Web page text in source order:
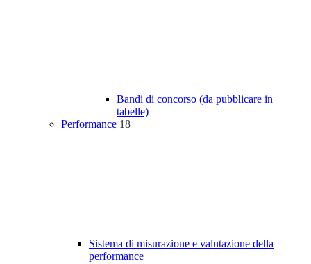
Bandi di concorso (da pubblicare in
tabelle)
Performance 18
Sistema di misurazione e valutazione della
performance